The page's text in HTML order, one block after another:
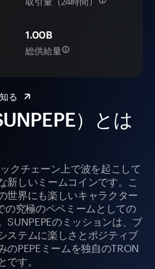
）とは
クチェーン上で波を起こして
新しいミームコインです。こ
世界にも楽しいキャラクター
の究極のペペミームとしての
SUNPEPEのミッションは、ブ
ステムに楽しさとポジティブ
のPEPEミームを独自のTRON
す。
1.00B
総供給量
る